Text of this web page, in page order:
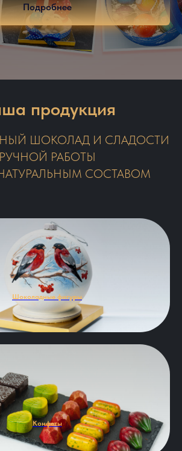
Подробнее
продукция
ШОКОЛАД И СЛАДОСТИ
РУЧНОЙ РАБОТЫ
СОСТАВОМ
Шоколадные фигуры
Конфеты